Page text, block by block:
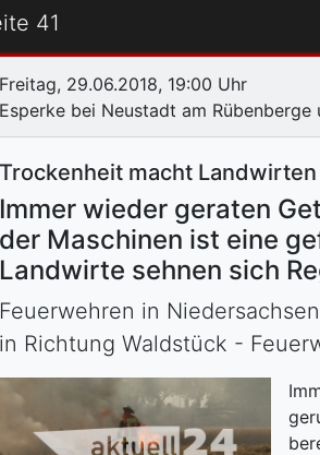
41
Freitag, 29.06.2018, 19:00 Uhr
Esperke bei Neustadt am
Trockenheit macht
Immer wieder geraten
der Maschinen ist eine
Landwirte sehnen sich
Feuerwehren in
in Richtung Waldstück -